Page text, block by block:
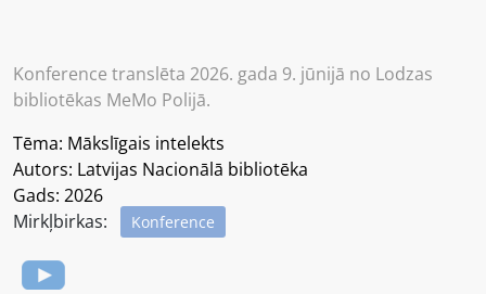
Konference translēta 2026. gada 9. jūnijā no Lodzas
bibliotēkas MeMo Polijā.
Tēma: Mākslīgais intelekts
Autors: Latvijas Nacionālā bibliotēka
Gads: 2026
Mirkļbirkas:
Konference